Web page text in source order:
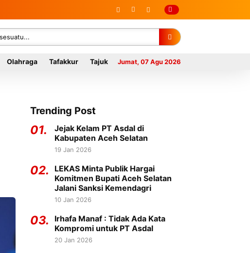
Olahraga Tafakkur Tajuk Jumat, 07 Agu 2026
Trending Post
01.
Jejak Kelam PT Asdal di
Kabupaten Aceh Selatan
19 Jan 2026
02.
LEKAS Minta Publik Hargai
Komitmen Bupati Aceh Selatan
Jalani Sanksi Kemendagri
10 Jan 2026
03.
Irhafa Manaf : Tidak Ada Kata
Kompromi untuk PT Asdal
20 Jan 2026